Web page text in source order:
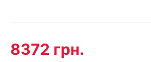
8372 грн.